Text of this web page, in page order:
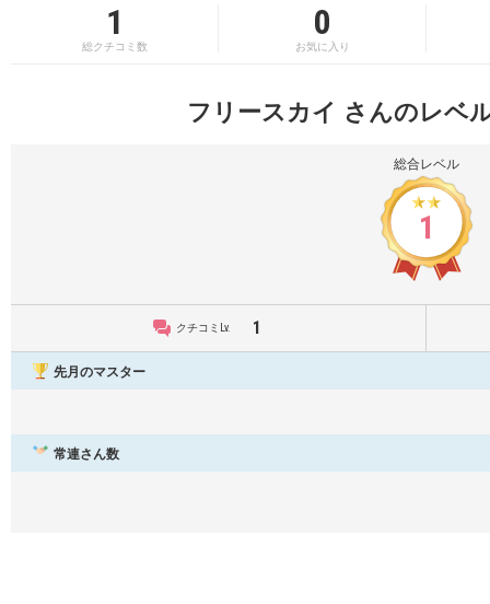
1
総クチコミ数
0
お気に入り
フリースカイ さんのレベ
総合レベル
1
クチコミLv. 1
先月のマスター
常連さん数